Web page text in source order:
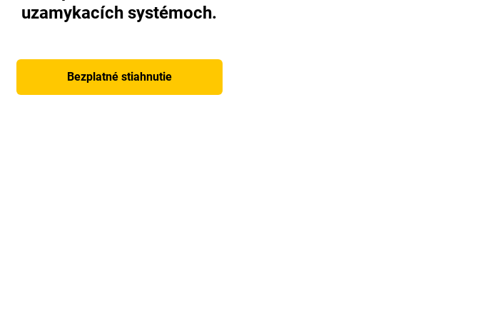
uzamykacích systémoch.
Bezplatné stiahnutie